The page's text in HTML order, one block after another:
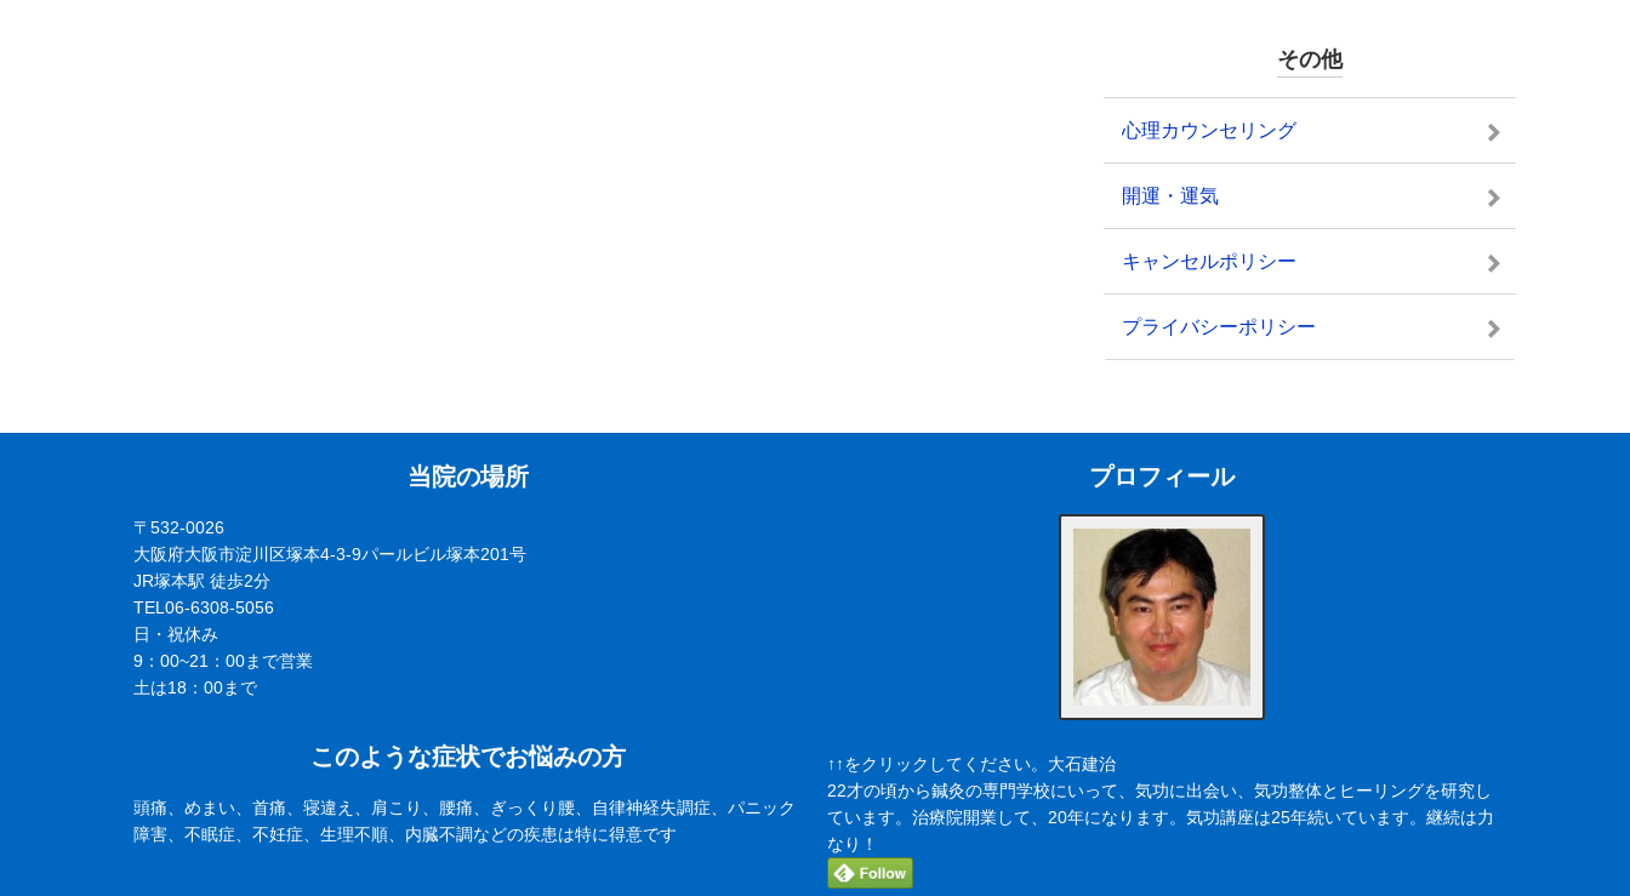
その他
心理カウンセリング
開運・運気
キャンセルポリシー
プライバシーポリシー
当院の場所
〒532-0026
大阪府大阪市淀川区塚本4-3-9パールビル塚本201号
JR塚本駅 徒歩2分
TEL06-6308-5056
日・祝休み
9：00~21：00まで営業
土は18：00まで
このような症状でお悩みの方
頭痛、めまい、首痛、寝違え、肩こり、腰痛、ぎっくり腰、自律神経失調症、パニック
障害、不眠症、不妊症、生理不順、内臓不調などの疾患は特に得意です
プロフィール
↑↑をクリックしてください。大石建治
22才の頃から鍼灸の専門学校にいって、気功に出会い、気功整体とヒーリングを研究し
ています。治療院開業して、20年になります。気功講座は25年続いています。継続は力
なり！